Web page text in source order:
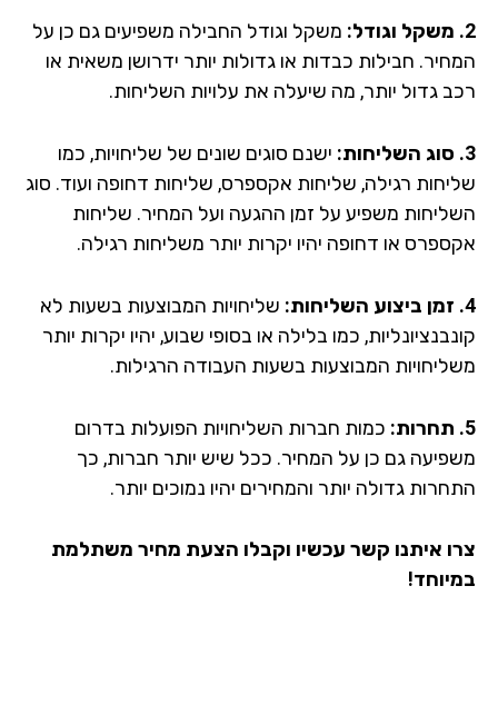
משקל וגודל החבילה משפיעים גם כן על
חבילות כבדות או גדולות יותר ידרושן משאית או
גדול יותר, מה שיעלה את עלויות השליחות.
ישנם סוגים שונים של שליחויות, כמו
רגילה, שליחות אקספרס, שליחות דחופה ועוד. סוג
משפיע על זמן ההגעה ועל המחיר. שליחות
או דחופה יהיו יקרות יותר משליחות רגילה.
שליחויות המבוצעות בשעות לא
כמו בלילה או בסופי שבוע, יהיו יקרות יותר
המבוצעות בשעות העבודה הרגילות.
כמות חברות השליחויות הפועלות בדרום
גם כן על המחיר. ככל שיש יותר חברות, כך
גדולה יותר והמחירים יהיו נמוכים יותר.
איתנו קשר עכשיו וקבלו הצעת מחיר משתלמת